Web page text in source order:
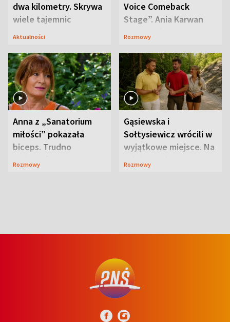
dwa kilometry. Skrywa
wiele tajemnic
Aktualności
Voice Comeback
Stage”. Ania Karwan
zapowiada
Rozmowy
Anna z „Sanatorium
miłości” pokazała
biceps. Trudno
uwierzyć, co przeszła
Rozmowy
Gąsiewska i
Sołtysiewicz wrócili w
wyjątkowe miejsce. Na
szlaku czekał
Rozmowy